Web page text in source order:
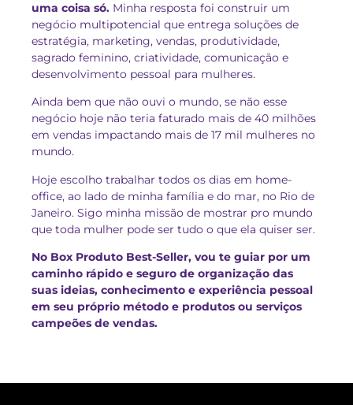
uma coisa só. Minha resposta foi construir um
negócio multipotencial que entrega soluções de
estratégia, marketing, vendas, produtividade,
sagrado feminino, criatividade, comunicação e
desenvolvimento pessoal para mulheres.
Ainda bem que não ouvi o mundo, se não esse
negócio hoje não teria faturado mais de 40 milhões
em vendas impactando mais de 17 mil mulheres no
mundo.
Hoje escolho trabalhar todos os dias em home-
office, ao lado de minha família e do mar, no Rio de
Janeiro. Sigo minha missão de mostrar pro mundo
que toda mulher pode ser tudo o que ela quiser ser.
No Box Produto Best-Seller, vou te guiar por um
caminho rápido e seguro de organização das
suas ideias, conhecimento e experiência pessoal
em seu próprio método e produtos ou serviços
campeões de vendas.